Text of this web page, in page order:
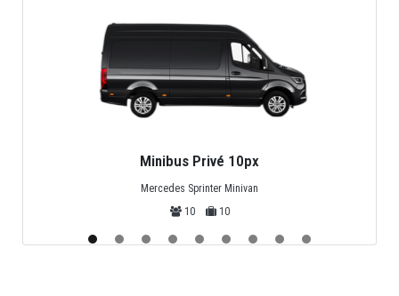
Minibus Privé 10px
Mercedes Sprinter Minivan
10
10